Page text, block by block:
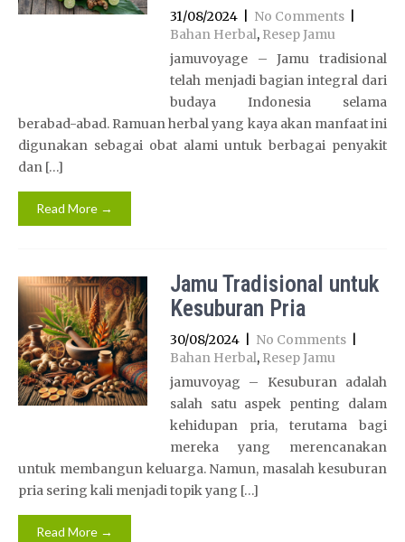
31/08/2024 No Comments
Bahan Herbal, Resep Jamu
jamuvoyage – Jamu tradisional
telah menjadi bagian integral dari
budaya Indonesia selama
berabad-abad. Ramuan herbal yang kaya akan manfaat ini
digunakan sebagai obat alami untuk berbagai penyakit
dan […]
Read More →
Jamu Tradisional untuk
Kesuburan Pria
30/08/2024 No Comments
Bahan Herbal, Resep Jamu
jamuvoyag – Kesuburan adalah
salah satu aspek penting dalam
kehidupan pria, terutama bagi
mereka yang merencanakan
untuk membangun keluarga. Namun, masalah kesuburan
pria sering kali menjadi topik yang […]
Read More →